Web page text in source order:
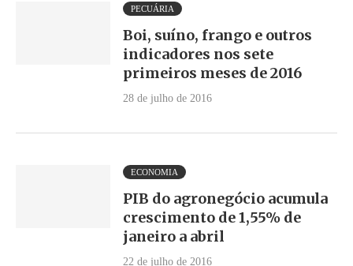
PECUÁRIA
Boi, suíno, frango e outros
indicadores nos sete
primeiros meses de 2016
28 de julho de 2016
ECONOMIA
PIB do agronegócio acumula
crescimento de 1,55% de
janeiro a abril
22 de julho de 2016